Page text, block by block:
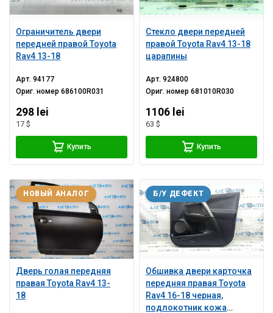
Ограничитель двери
передней правой Toyota
Rav4 13-18
Арт.94177
Ориг. номер686100R031
298 lei
17 $
Купить
Стекло двери передней
правой Toyota Rav4 13-18
царапины
Арт.924800
Ориг. номер681010R030
1106 lei
63 $
Купить
Дверь голая передняя
правая Toyota Rav4 13-
18
НОВЫЙ АНАЛОГ
Обшивка двери карточка
передняя правая Toyota
Rav4 16-18 черная,
подлокотник кожа
Б/У ДЕФЕКТ